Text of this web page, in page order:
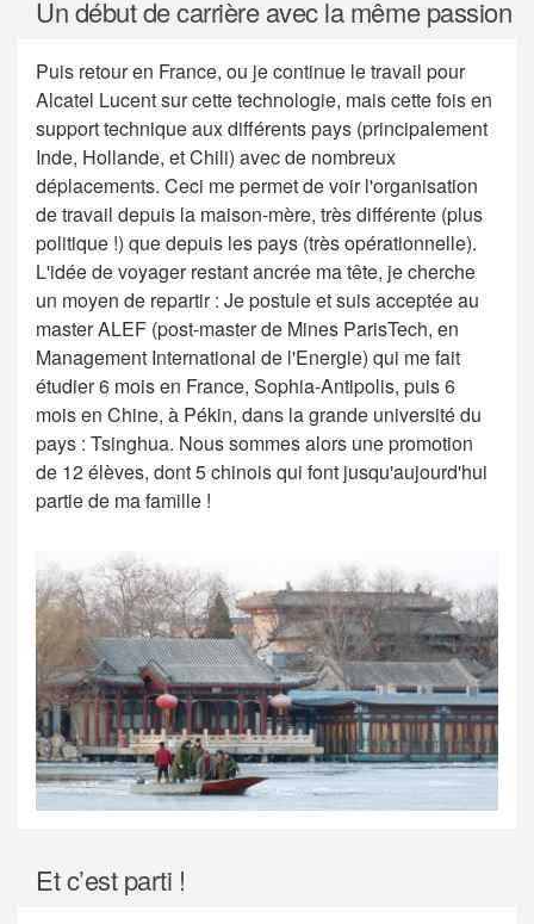
Un début de carrière avec la même passion
Puis retour en France, ou je continue le travail pour
Alcatel Lucent sur cette technologie, mais cette fois en
support technique aux différents pays (principalement
Inde, Hollande, et Chili) avec de nombreux
déplacements. Ceci me permet de voir l'organisation
de travail depuis la maison-mère, très différente (plus
politique !) que depuis les pays (très opérationnelle).
L'idée de voyager restant ancrée ma tête, je cherche
un moyen de repartir : Je postule et suis acceptée au
master ALEF (post-master de Mines ParisTech, en
Management International de l'Energie) qui me fait
étudier 6 mois en France, Sophia-Antipolis, puis 6
mois en Chine, à Pékin, dans la grande université du
pays : Tsinghua. Nous sommes alors une promotion
de 12 élèves, dont 5 chinois qui font jusqu'aujourd'hui
partie de ma famille !
Et c’est parti !